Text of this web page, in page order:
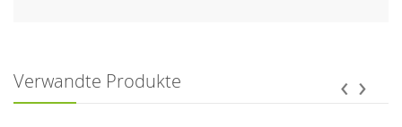
Verwandte Produkte ‹ ›